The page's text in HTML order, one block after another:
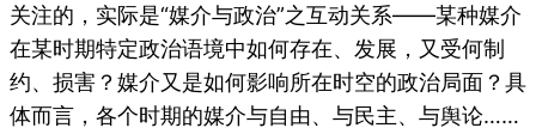
关注的，实际是“媒介与政治”之互动关系——某种媒介
在某时期特定政治语境中如何存在、发展，又受何制
约、损害？媒介又是如何影响所在时空的政治局面？具
体而言，各个时期的媒介与自由、与民主、与舆论……